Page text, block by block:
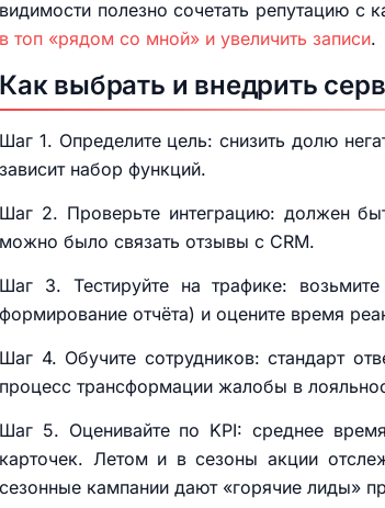
видимости полезно сочетать репутацию с
в топ «рядом со мной» и увеличить записи.
Как выбрать и внедрить
Шаг 1. Определите цель: снизить долю
зависит набор функций.
Шаг 2. Проверьте интеграцию: должен
можно было связать отзывы с CRM.
Шаг 3. Тестируйте на трафике:
формирование отчёта) и оцените время
Шаг 4. Обучите сотрудников: стандарт
процесс трансформации жалобы в
Шаг 5. Оценивайте по KPI: среднее
карточек. Летом и в сезоны акции
сезонные кампании дают «горячие лиды»